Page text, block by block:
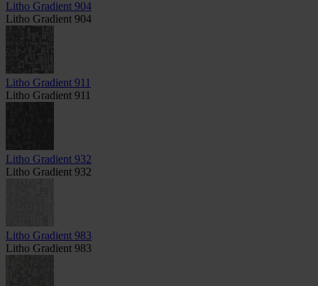
Litho Gradient 904
Litho Gradient 904
Litho Gradient 911
Litho Gradient 911
Litho Gradient 932
Litho Gradient 932
Litho Gradient 983
Litho Gradient 983